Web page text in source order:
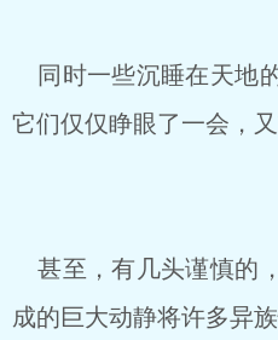
同时一些沉睡在天地
它们仅仅睁眼了一会，
甚至，有几头谨慎的
成的巨大动静将许多异族